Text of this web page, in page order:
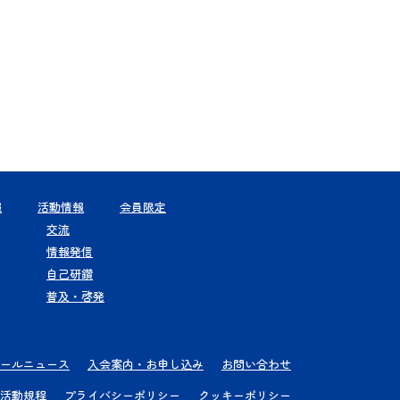
活動情報
交流
情報発信
自己研鑽
普及・啓発
会員限定
ルニュース 入会案内・お申し込み
お問い合わせ
動規程 プライバシーポリシー クッキーポリシー